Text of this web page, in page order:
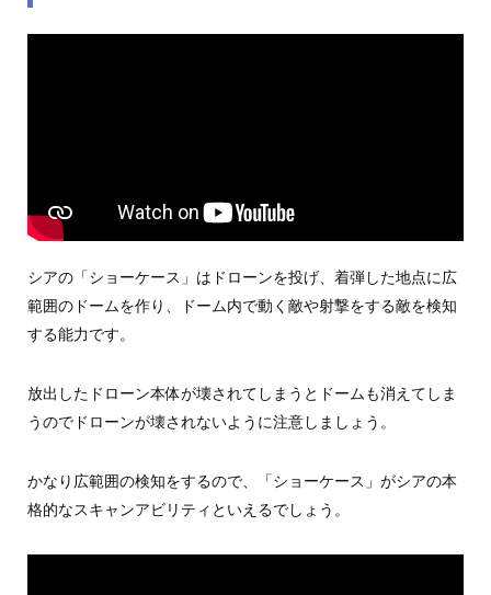
シアの「ショーケース」はドローンを投げ、着弾した地点に広
範囲のドームを作り、ドーム内で動く敵や射撃をする敵を検知
する能力です。
放出したドローン本体が壊されてしまうとドームも消えてしま
うのでドローンが壊されないように注意しましょう。
かなり広範囲の検知をするので、「ショーケース」がシアの本
格的なスキャンアビリティといえるでしょう。